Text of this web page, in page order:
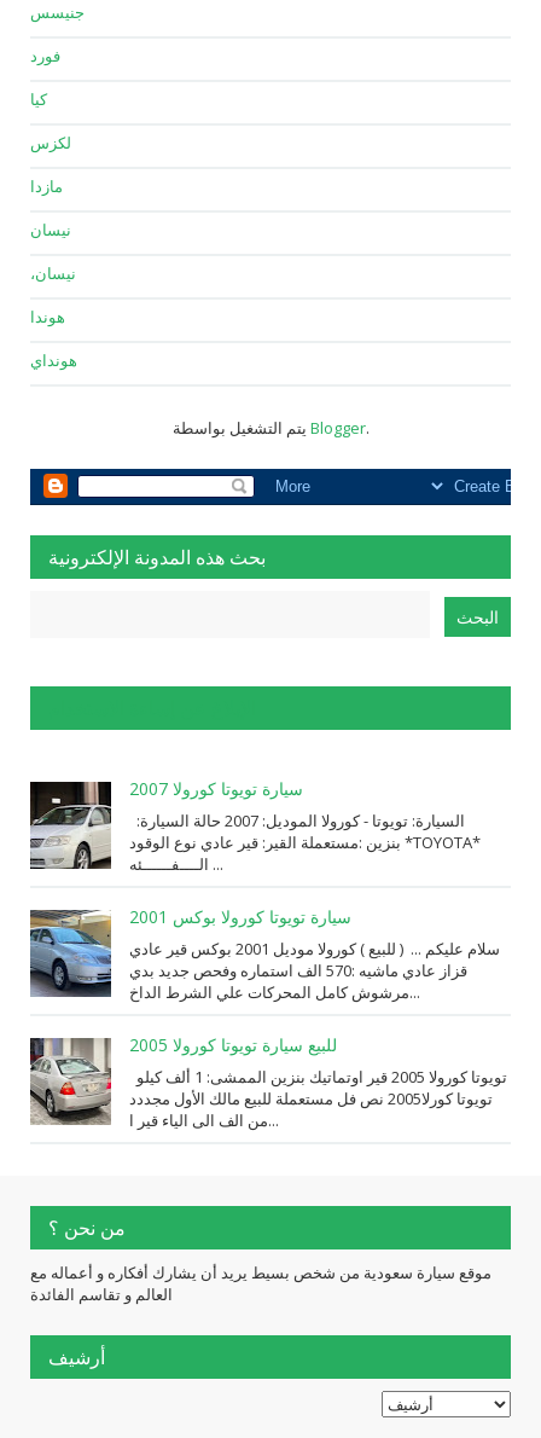
جنيسس
فورد
كيا
لكزس
مازدا
نيسان
نيسان،
هوندا
هونداي
Blogger.
بحث هذه المدونة الإلكترونية
سيارة تويوتا كورولا 2007
⁨مستعملة⁩ القير: ⁨قير عادي⁩ نوع الوقود: ⁨بنزين⁩ *TOYOTA*
الــــفــــــئه ...
سيارة تويوتا كورولا بوكس 2001
سلام عليكم ... ( للبيع ) كورولا موديل 2001 بوكس قير عادي
قزاز عادي ماشيه :570 الف استماره وفحص جديد بدي
مرشوش كامل المحركات علي الشرط الداخ...
للبيع سيارة تويوتا كورولا 2005
تويوتا كورلا2005 نص فل مستعملة للبيع مالك الأول مجددد
من الف الى الياء قير ا...
من نحن ؟
موقع سيارة سعودية من شخص بسيط يريد أن يشارك أفكاره و أعماله مع
العالم و تقاسم الفائدة
أرشيف